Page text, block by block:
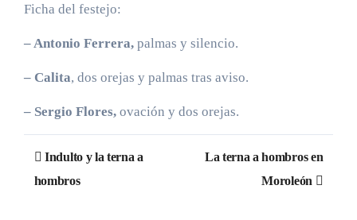
Ficha del festejo:
– Antonio Ferrera, palmas y silencio.
– Calita, dos orejas y palmas tras aviso.
– Sergio Flores,ovación y dos orejas.
Navegación
de
Indulto y la terna a
hombros
La terna a hombros en
Moroleón